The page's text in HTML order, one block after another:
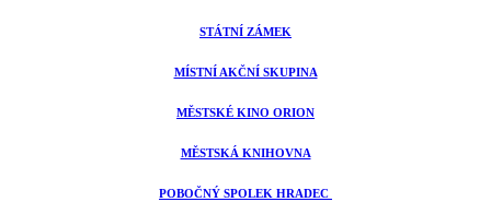
STÁTNÍ ZÁMEK
MÍSTNÍ AKČNÍ SKUPINA
MĚSTSKÉ KINO ORION
MĚSTSKÁ KNIHOVNA
POBOČNÝ SPOLEK HRADEC